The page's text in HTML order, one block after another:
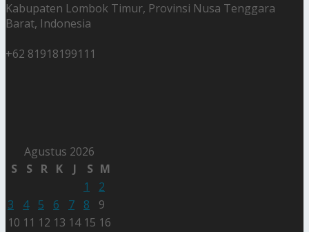
Kabupaten Lombok Timur, Provinsi Nusa Tenggara
Barat, Indonesia
+62 81918199111
Agustus 2026
S
S R K J S M
1
2
3
4 5 6 7 8
9
10 11 12 13 14 15 16